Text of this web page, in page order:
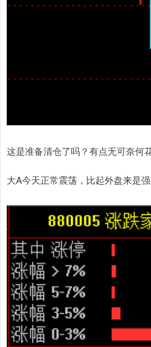
这是准备清仓了吗？有点无可奈
大A今天正常震荡，比起外盘来是